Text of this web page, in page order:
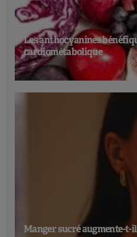
Les anthocyanines
cardiométabolique
Manger sucré augmente-t-